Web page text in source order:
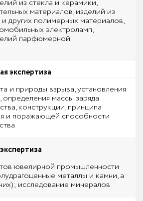
из стекла и керамики,
материалов, изделий из
и других полимерных материалов,
электроламп,
парфюмерной
экспертиза
и природы взрыва, установления
массы заряда
конструкции, принципа
и поражающей способности
ювелирной промышленности
металлы и камни, а
исследование минералов